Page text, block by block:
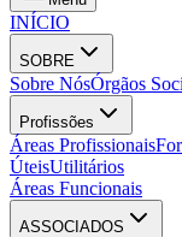
INÍCIO
SOBRE
Sobre NósÓrgãos
Profissões
Áreas Profissionais
ÚteisUtilitários
Áreas Funcionais
ASSOCIADOS